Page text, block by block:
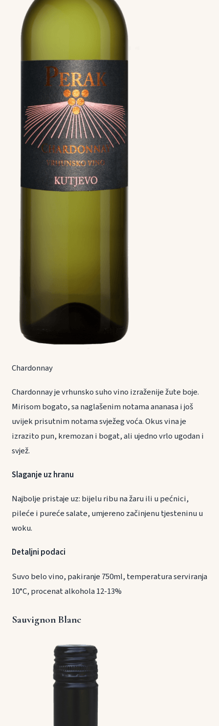
Chardonnay
Chardonnay je vrhunsko suho vino izraženije žute boje.
Mirisom bogato, sa naglašenim notama ananasa i još
uvijek prisutnim notama svježeg voća. Okus vina je
izrazito pun, kremozan i bogat, ali ujedno vrlo ugodan i
svjež.
Slaganje uz hranu
Najbolje pristaje uz: bijelu ribu na žaru ili u pećnici,
pileće i pureće salate, umjereno začinjenu tjesteninu u
woku.
Detaljni podaci
Suvo belo vino, pakiranje 750ml, temperatura serviranja
10°C, procenat alkohola 12-13%
Sauvignon Blanc